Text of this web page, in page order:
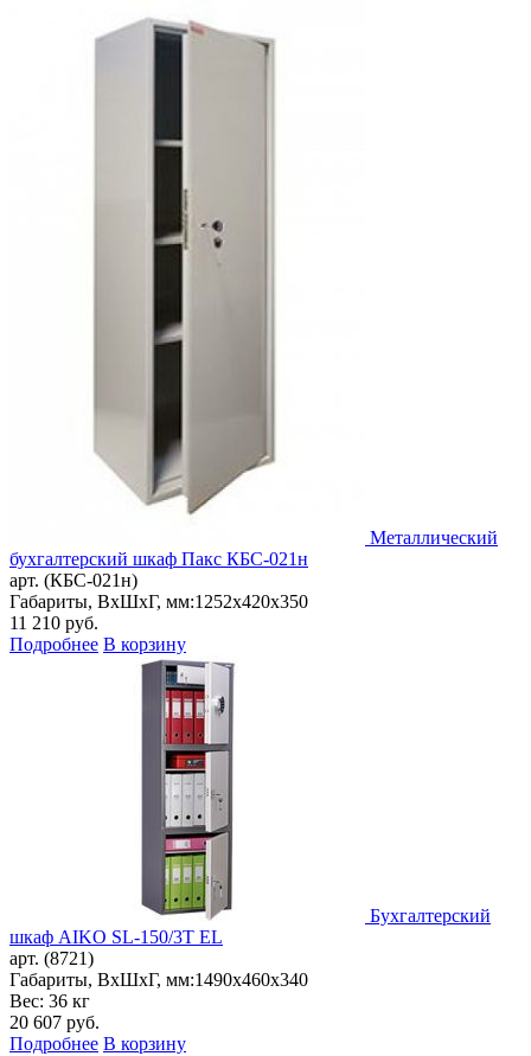
Металлический
бухгалтерский шкаф Пакс КБС-021н
арт. (КБС-021н)
Габариты, ВxШxГ, мм:1252x420x350
11 210 руб.
Подробнее В корзину
Бухгалтерский
шкаф AIKO SL-150/3Т EL
арт. (8721)
Габариты, ВxШxГ, мм:1490x460x340
Вес: 36 кг
20 607 руб.
Подробнее В корзину